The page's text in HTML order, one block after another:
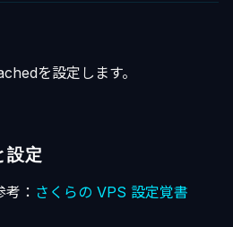
を設定します。
設定
： さくらの VPS 設定覚書